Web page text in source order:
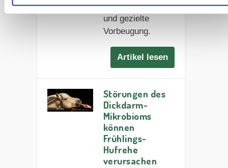
für schnelle Hilfe
und gezielte
Vorbeugung.
Artikel lesen
Störungen des
Dickdarm-
Mikrobioms
können
Frühlings-
Hufrehe
verursachen